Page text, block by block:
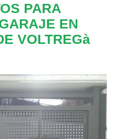
PARA
EN
VOLTREGà